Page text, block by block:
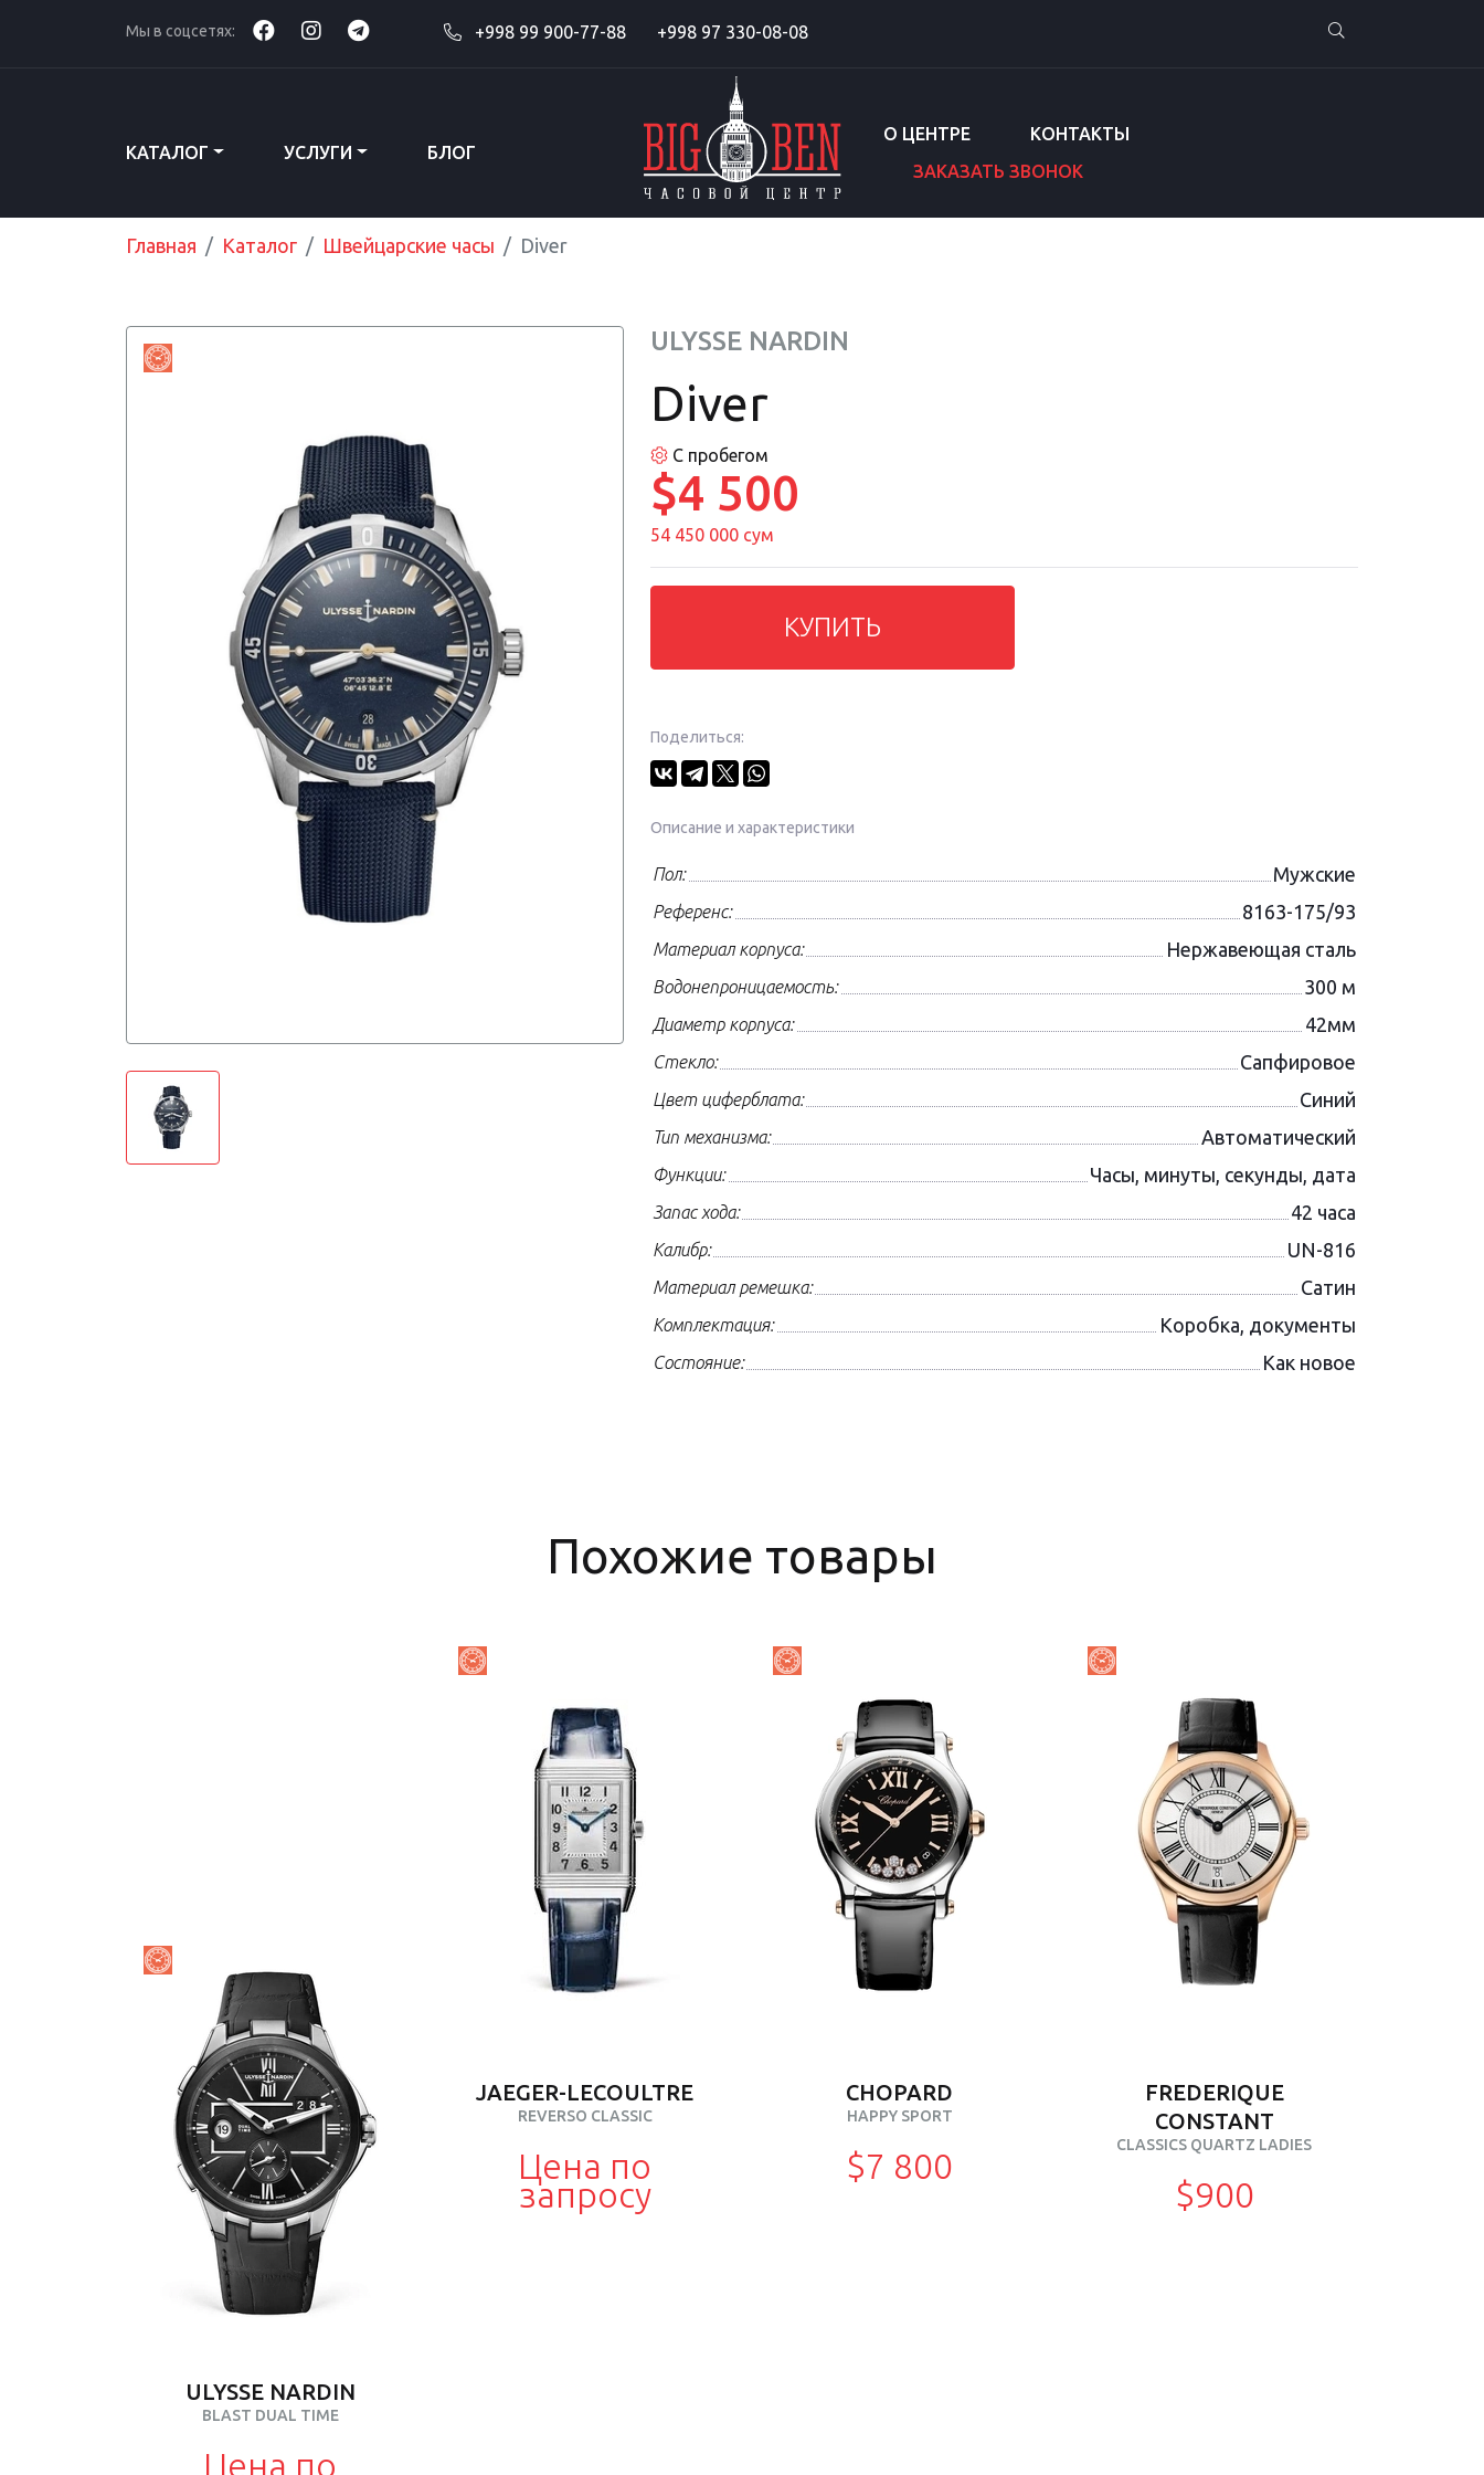
Мы в соцсетях: +998 99 900-77-88 +998 97 330-08-08
КАТАЛОГ УСЛУГИ БЛОГ
О ЦЕНТРЕ
КОНТАКТЫ
ЗАКАЗАТЬ ЗВОНОК
Главная Каталог Швейцарские часы Diver
ULYSSE NARDIN
Diver
С пробегом
$4 500
54 450 000 сум
КУПИТЬ
Поделиться:
Описание и характеристики
Пол: Мужские
Референс: 8163-175/93
Материал корпуса: Нержавеющая сталь
Водонепроницаемость: 300 м
Диаметр корпуса: 42мм
Стекло: Сапфировое
Цвет циферблата: Синий
Тип механизма: Автоматический
Функции: Часы, минуты, секунды, дата
Запас хода: 42 часа
Калибр: UN-816
Материал ремешка: Сатин
Комплектация: Коробка, документы
Состояние: Как новое
Похожие товары
ULYSSE NARDIN
BLAST DUAL TIME
Цена по
JAEGER-LECOULTRE
REVERSO CLASSIC
Цена по
запросу
CHOPARD
HAPPY SPORT
$7 800
FREDERIQUE
CONSTANT
CLASSICS QUARTZ LADIES
$900